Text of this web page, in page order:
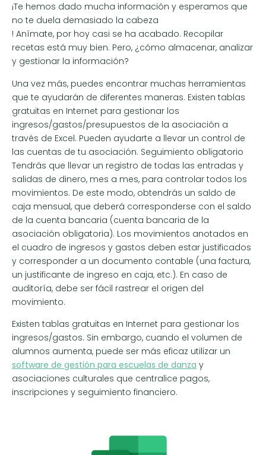
¡Te hemos dado mucha información y esperamos que
no te duela demasiado la cabeza
! Anímate, por hoy casi se ha acabado. Recopilar
recetas está muy bien. Pero, ¿cómo almacenar, analizar
y gestionar la información?
Una vez más, puedes encontrar muchas herramientas
que te ayudarán de diferentes maneras. Existen tablas
gratuitas en Internet para gestionar los
ingresos/gastos/presupuestos de la asociación a
través de Excel. Pueden ayudarte a llevar un control de
las cuentas de tu asociación. Seguimiento obligatorio
Tendrás que llevar un registro de todas las entradas y
salidas de dinero, mes a mes, para controlar todos los
movimientos. De este modo, obtendrás un saldo de
caja mensual, que deberá corresponderse con el saldo
de la cuenta bancaria (cuenta bancaria de la
asociación obligatoria). Los movimientos anotados en
el cuadro de ingresos y gastos deben estar justificados
y corresponder a un documento contable (una factura,
un justificante de ingreso en caja, etc.). En caso de
auditoría, debe ser fácil rastrear el origen del
movimiento.
Existen tablas gratuitas en Internet para gestionar los
ingresos/gastos. Sin embargo, cuando el volumen de
alumnos aumenta, puede ser más eficaz utilizar un
software de gestión para escuelas de danza y
asociaciones culturales que centralice pagos,
inscripciones y seguimiento financiero.